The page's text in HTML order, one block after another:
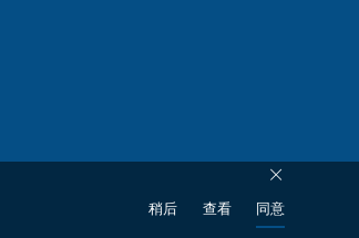
稍后 查看 同意